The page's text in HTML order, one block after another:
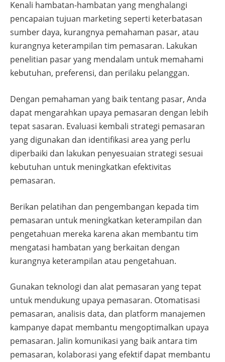
Kenali hambatan-hambatan yang menghalangi
pencapaian tujuan marketing seperti keterbatasan
sumber daya, kurangnya pemahaman pasar, atau
kurangnya keterampilan tim pemasaran. Lakukan
penelitian pasar yang mendalam untuk memahami
kebutuhan, preferensi, dan perilaku pelanggan.
Dengan pemahaman yang baik tentang pasar, Anda
dapat mengarahkan upaya pemasaran dengan lebih
tepat sasaran. Evaluasi kembali strategi pemasaran
yang digunakan dan identifikasi area yang perlu
diperbaiki dan lakukan penyesuaian strategi sesuai
kebutuhan untuk meningkatkan efektivitas
pemasaran.
Berikan pelatihan dan pengembangan kepada tim
pemasaran untuk meningkatkan keterampilan dan
pengetahuan mereka karena akan membantu tim
mengatasi hambatan yang berkaitan dengan
kurangnya keterampilan atau pengetahuan.
Gunakan teknologi dan alat pemasaran yang tepat
untuk mendukung upaya pemasaran. Otomatisasi
pemasaran, analisis data, dan platform manajemen
kampanye dapat membantu mengoptimalkan upaya
pemasaran. Jalin komunikasi yang baik antara tim
pemasaran, kolaborasi yang efektif dapat membantu